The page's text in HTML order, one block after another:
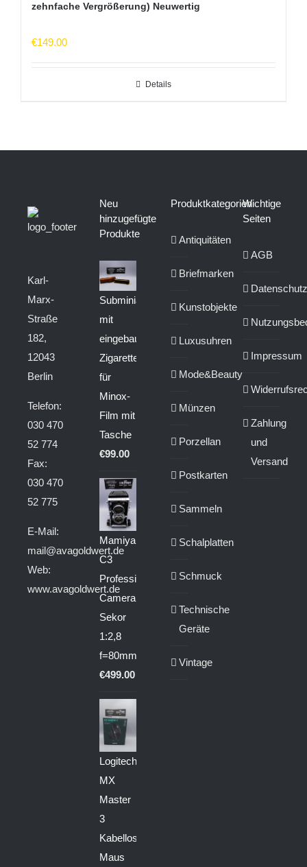
zehnfache Vergrößerung) Neuwertig
€149.00
Details
Karl-
Marx-
Straße
182,
12043
Berlin
Telefon:
030 470
52 774
Fax:
030 470
52 775
E-Mail:
mail@avagoldwert.de
Web:
www.avagoldwert.de
Neu
hinzugefügte
Produkte
Subminiaturkamera
mit
eingebautem
Zigarettenanzünder
für
Minox-
Film mit
Tasche
€99.00
Mamiya
C3
Professional
Camera
Sekor
1:2,8
f=80mm
€499.00
Logitech
MX
Master
3
Kabellose
Maus
Produktkategorien
Antiquitäten
Briefmarken
Kunstobjekte
Luxusuhren
Mode&Beauty
Münzen
Porzellan
Postkarten
Sammeln
Schalplatten
Schmuck
Technische
Geräte
Vintage
Wichtige
Seiten
AGB
Datenschutz
Impressum
Zahlung
und
Versand